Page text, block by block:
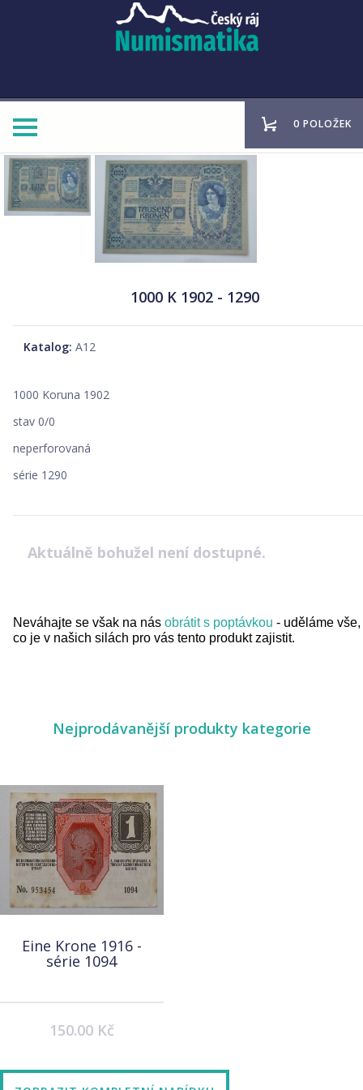
0 POLOŽEK
1000 K 1902 - 1290
Katalog: A12
1000 Koruna 1902
stav 0/0
neperforovaná
série 1290
Aktuálně bohužel není dostupné.
Neváhajte se však na nás obrátit s poptávkou - uděláme vše,
co je v našich silách pro vás tento produkt zajistit.
Nejprodávanější produkty kategorie
Eine Krone 1916 -
série 1094
150.00 Kč